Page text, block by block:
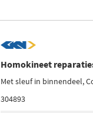
Homokineet
Met sleuf in binnendeel,
304893